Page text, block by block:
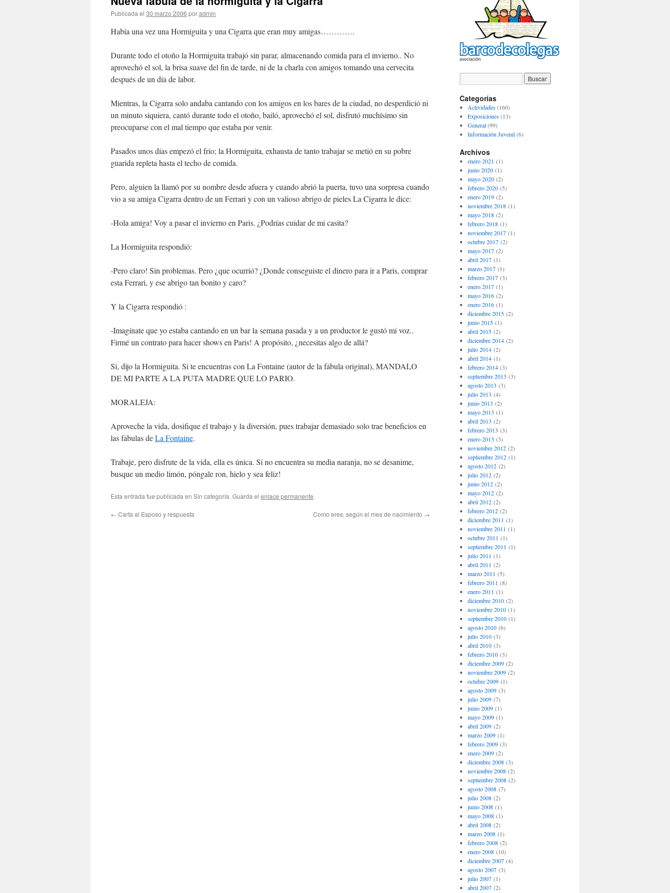
Publicada el 30 marzo 2006 poradmin
Había una vez una Hormiguita y una Cigarra que eran muy amigas………….
Durante todo el otoño la Hormiguita trabajó sin parar, almacenando comida para el invierno.. No
aprovechó el sol, la brisa suave del fin de tarde, ni de la charla con amigos tomando una cervecita
después de un día de labor.
Mientras, la Cigarra solo andaba cantando con los amigos en los bares de la ciudad, no desperdició ni
un minuto siquiera, cantó durante todo el otoño, bailó, aprovechó el sol, disfrutó muchísimo sin
preocuparse con el mal tiempo que estaba por venir.
Pasados unos días empezó el frío; la Hormiguita, exhausta de tanto trabajar se metió en su pobre
guarida repleta hasta el techo de comida.
Pero, alguien la llamó por su nombre desde afuera y cuando abrió la puerta, tuvo una sorpresa cuando
vio a su amiga Cigarra dentro de un Ferrari y con un valioso abrigo de pieles La Cigarra le dice:
-Hola amiga! Voy a pasar el invierno en Paris. ¿Podrías cuidar de mi casita?
La Hormiguita respondió:
-Pero claro! Sin problemas. Pero ¿que ocurrió? ¿Donde conseguiste el dinero para ir a Paris, comprar
esta Ferrari, y ese abrigo tan bonito y caro?
Y la Cigarra respondió :
-Imagínate que yo estaba cantando en un bar la semana pasada y a un productor le gustó mi voz..
Firmé un contrato para hacer shows en Paris! A propósito, ¿necesitas algo de allá?
Si, dijo la Hormiguita. Si te encuentras con La Fontaine (autor de la fábula original), MANDALO
DE MI PARTE A LA PUTA MADRE QUE LO PARIO.
MORALEJA:
Aproveche la vida, dosifique el trabajo y la diversión, pues trabajar demasiado solo trae beneficios en
las fábulas deLa Fontaine.
Trabaje, pero disfrute de la vida, ella es única. Si no encuentra su media naranja, no se desanime,
busque un medio limón, póngale ron, hielo y sea feliz!
Esta entrada fue publicada en Sin categoría. Guarda el enlace permanente.
← Carta al Esposo y respuesta Como eres, según el mes de nacimiento →
Categorías
Actividades(160)
Exposiciones(13)
General(99)
Información Juvenil(6)
Archivos
enero 2021 (1)
junio 2020(1)
mayo 2020(2)
febrero 2020(5)
enero 2019(2)
noviembre 2018(1)
mayo 2018(2)
febrero 2018(1)
noviembre 2017(1)
octubre 2017(2)
mayo 2017(2)
abril 2017(1)
marzo 2017(1)
febrero 2017(3)
enero 2017(1)
mayo 2016(2)
enero 2016(1)
diciembre 2015(2)
junio 2015(1)
abril 2015(2)
diciembre 2014(2)
julio 2014(2)
abril 2014(1)
febrero 2014(3)
septiembre 2013 (3)
agosto 2013 (3)
julio 2013 (4)
junio 2013 (2)
mayo 2013 (1)
abril 2013 (2)
febrero 2013 (3)
enero 2013 (3)
noviembre 2012(2)
septiembre 2012(1)
agosto 2012(2)
julio 2012(2)
junio 2012(2)
mayo 2012(2)
abril 2012(2)
febrero 2012(2)
diciembre 2011 (1)
noviembre 2011 (1)
octubre 2011 (1)
septiembre 2011 (1)
julio 2011 (1)
abril 2011 (2)
marzo 2011 (5)
febrero 2011 (8)
enero 2011 (1)
diciembre 2010(2)
noviembre 2010(1)
septiembre 2010(1)
agosto 2010(6)
julio 2010(3)
abril 2010(3)
febrero 2010(3)
diciembre 2009(2)
noviembre 2009(2)
octubre 2009(1)
agosto 2009(3)
julio 2009(7)
junio 2009(1)
mayo 2009(1)
abril 2009(2)
marzo 2009(1)
febrero 2009(3)
enero 2009(2)
diciembre 2008(3)
noviembre 2008(2)
septiembre 2008(2)
agosto 2008(7)
julio 2008(2)
junio 2008(1)
mayo 2008(1)
abril 2008(2)
marzo 2008(1)
febrero 2008(2)
enero 2008(10)
diciembre 2007(4)
agosto 2007(3)
julio 2007(1)
abril 2007(2)